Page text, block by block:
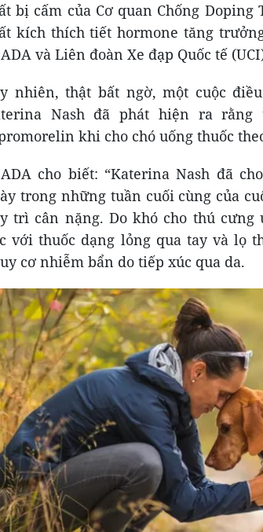
bị cấm của Cơ quan Chống
kích thích tiết hormone tăng
và Liên đoàn Xe đạp Quốc tế
nhiên, thật bất ngờ, một cuộc
Nash đã phát hiện ra
khi cho chó uống thuốc
cho biết: “Katerina Nash đã
trong những tuần cuối cùng của
trì cân nặng. Do khó cho thú cưng
với thuốc dạng lỏng qua tay và lọ
cơ nhiễm bẩn do tiếp xúc qua da.